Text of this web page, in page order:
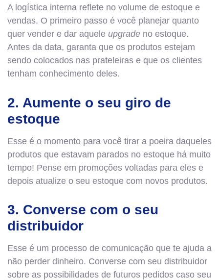
A logística interna reflete no volume de estoque e
vendas. O primeiro passo é você planejar quanto
quer vender e dar aquele upgrade no estoque.
Antes da data, garanta que os produtos estejam
sendo colocados nas prateleiras e que os clientes
tenham conhecimento deles.
2. Aumente o seu giro de
estoque
Esse é o momento para você tirar a poeira daqueles
produtos que estavam parados no estoque há muito
tempo! Pense em promoções voltadas para eles e
depois atualize o seu estoque com novos produtos.
3. Converse com o seu
distribuidor
Esse é um processo de comunicação que te ajuda a
não perder dinheiro. Converse com seu distribuidor
sobre as possibilidades de futuros pedidos caso seu